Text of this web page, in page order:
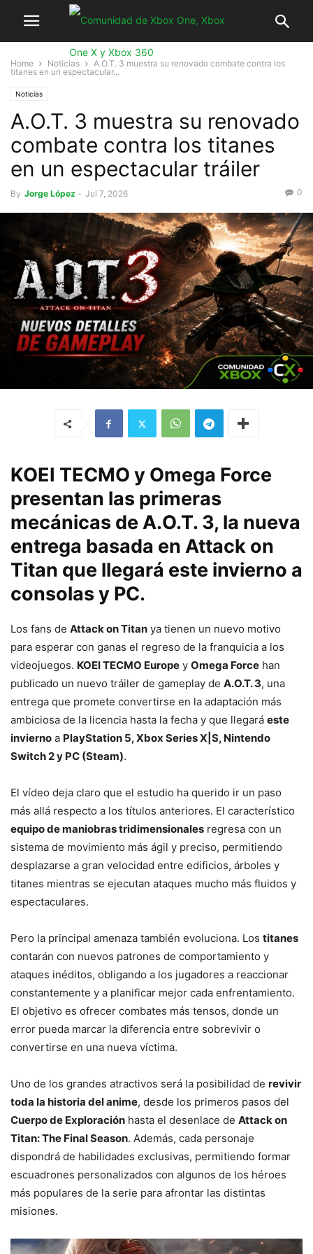
Home Noticias
A.O.T. 3 muestra su renovado combate contra los
titanes en un espectacular...
Noticias
A.O.T. 3 muestra su renovado
combate contra los titanes
en un espectacular tráiler
By Jorge López - Jul 7, 2026 0
KOEI TECMO y Omega Force
presentan las primeras
mecánicas de A.O.T. 3, la nueva
entrega basada en Attack on
Titan que llegará este invierno a
consolas y PC.
Los fans de Attack on Titan ya tienen un nuevo motivo
para esperar con ganas el regreso de la franquicia a los
videojuegos. KOEI TECMO Europe y Omega Force han
publicado un nuevo tráiler de gameplay de A.O.T. 3, una
entrega que promete convertirse en la adaptación más
ambiciosa de la licencia hasta la fecha y que llegará este
invierno a PlayStation 5, Xbox Series X|S, Nintendo
Switch 2 y PC (Steam).
El vídeo deja claro que el estudio ha querido ir un paso
más allá respecto a los títulos anteriores. El característico
equipo de maniobras tridimensionales regresa con un
sistema de movimiento más ágil y preciso, permitiendo
desplazarse a gran velocidad entre edificios, árboles y
titanes mientras se ejecutan ataques mucho más fluidos y
espectaculares.
Pero la principal amenaza también evoluciona. Los titanes
contarán con nuevos patrones de comportamiento y
ataques inéditos, obligando a los jugadores a reaccionar
constantemente y a planificar mejor cada enfrentamiento.
El objetivo es ofrecer combates más tensos, donde un
error pueda marcar la diferencia entre sobrevivir o
convertirse en una nueva víctima.
Uno de los grandes atractivos será la posibilidad de revivir
toda la historia del anime, desde los primeros pasos del
Cuerpo de Exploración hasta el desenlace de Attack on
Titan: The Final Season. Además, cada personaje
dispondrá de habilidades exclusivas, permitiendo formar
escuadrones personalizados con algunos de los héroes
más populares de la serie para afrontar las distintas
misiones.